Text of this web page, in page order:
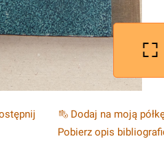
Dodaj na moją
Pobierz opis